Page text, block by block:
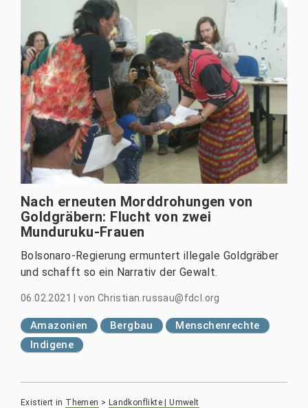
Nach erneuten Morddrohungen von
Goldgräbern: Flucht von zwei
Munduruku-Frauen
Bolsonaro-Regierung ermuntert illegale Goldgräber
und schafft so ein Narrativ der Gewalt.
06.02.2021 |von Christian.russau@fdcl.org
Amazonien Bergbau
Menschenrechte
Indigene
Existiert in Themen > Landkonflikte | Umwelt